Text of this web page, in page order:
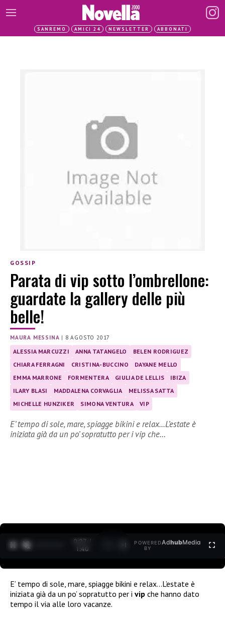
SANREMO AMICI 24 NEWSLETTER ABBONATI
GOSSIP
Parata di vip sotto l’ombrellone:
guardate la gallery delle più
belle!
MAURA MESSINA | 8 AGOSTO 2017
ALESSIA MARCUZZI ANNA TATANGELO
BELEN RODRIGUEZ
CHIARA FERRAGNI
CRISTINA-BUCCINO
DAYANE MELLO
EMMA MARRONE
FORMENTERA GIULIA DE LELLIS
IBIZA
ILARY BLASI
MADDALENA CORVAGLIA
MELISSA SATTA
MICHELLE HUNZIKER
SIMONA VENTURA VIP
E’ tempo di sole, mare, spiagge bikini e relax…L’estate è
iniziata già da un po’ sopratutto per i vip che…
0:28 /
1:40
POWERED
BY
AdhubMedia
E’ tempo di sole, mare, spiagge bikini e relax…L’estate è
iniziata già da un po’ sopratutto per i vip che hanno dato
tempo il via alle loro vacanze.